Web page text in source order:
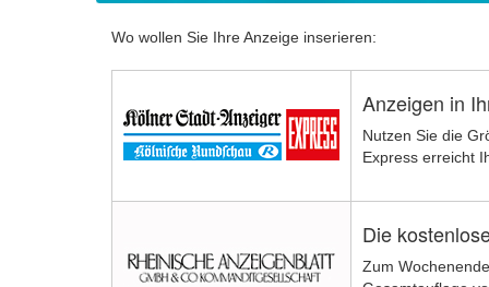
Informationsseite
Wo wollen Sie Ihre Anzeige inserieren:
Anzeigen in
Nutzen Sie die
Express erreicht
Die
Zum